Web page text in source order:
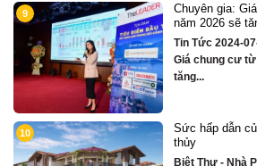
1
Cặp Nhà phố
chỉ hơn 16 tỷ
Quỹ căn
sẻCặp nhà
Nẵng....
2
Chỉ hơn 16 tỷ
sông Hàn sở
tỷ